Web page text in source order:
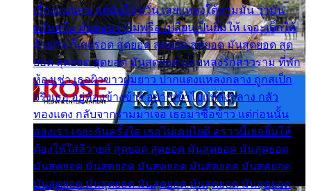
เรื่องแน่นอน แต่ฉันไม่หวั่น เลยแหลงใต้ถามมัน ว่ามัน
พรั่นพรือ มันตอบว่าไม่พรื่อ เปลี่ยนเป็นยิ้มให้ เจอะเด็กใต้
ด้วยกัน ก็เลยรอด สุดยอด สุดยอด สุดยอด มันสุดยอด สุด
ยอด สุดยอด สุดยอด มันสุดยอด แอบหลงรักสาวราม ที่พัก
ห้องเช่า เธอผิวขาวผมยาว ปากแดงแหลงกลาง ถูกสเป็ก
จริงเธอ อยู่ห้องข้างข้าง อยากเข้าไปแหลงกลาง กลัว
ทองแดง กลับจากรามมาเจอ เธอมาซื้อข้าว แต่ก่อนนั้น
สองเรา เจอะกันครั้งใด เธอไม่เคยไยดี คราวนี้เธอยิ้มให้
ต้องให้ใส่ลีวายส์ สุดยอด สุดยอด มันสุดยอด มันสุดยอด
มันสุดยอด มันสุดยอด มันสุดยอด มันสุดยอด มันสุดยอด
มันสุดยอด มันสุดยอด มันสุดยอด มันสุดยอด มันสุดยอด